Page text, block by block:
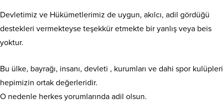
Devletimiz ve Hükümetlerimiz de uygun, akılcı, adil gördüğü
destekleri vermekteyse teşekkür etmekte bir yanlış veya beis
yoktur.
Bu ülke, bayrağı, insanı, devleti , kurumları ve dahi spor kulüpleri
hepimizin ortak değerleridir.
O nedenle herkes yorumlarında adil olsun.